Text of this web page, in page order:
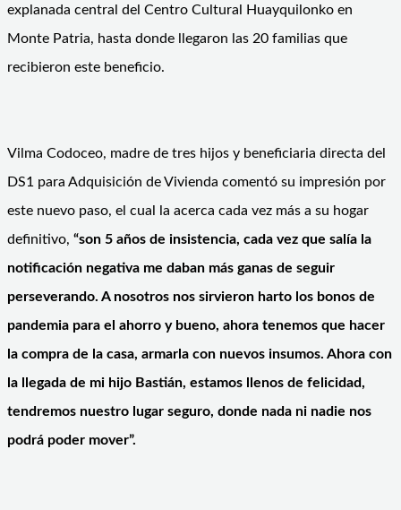
explanada central del Centro Cultural Huayquilonko en
Monte Patria, hasta donde llegaron las 20 familias que
recibieron este beneficio.
Vilma Codoceo, madre de tres hijos y beneficiaria directa del
DS1 para Adquisición de Vivienda comentó su impresión por
este nuevo paso, el cual la acerca cada vez más a su hogar
definitivo, “son 5 años de insistencia, cada vez que salía la
notificación negativa me daban más ganas de seguir
perseverando. A nosotros nos sirvieron harto los bonos de
pandemia para el ahorro y bueno, ahora tenemos que hacer
la compra de la casa, armarla con nuevos insumos. Ahora con
la llegada de mi hijo Bastián, estamos llenos de felicidad,
tendremos nuestro lugar seguro, donde nada ni nadie nos
podrá poder mover”.